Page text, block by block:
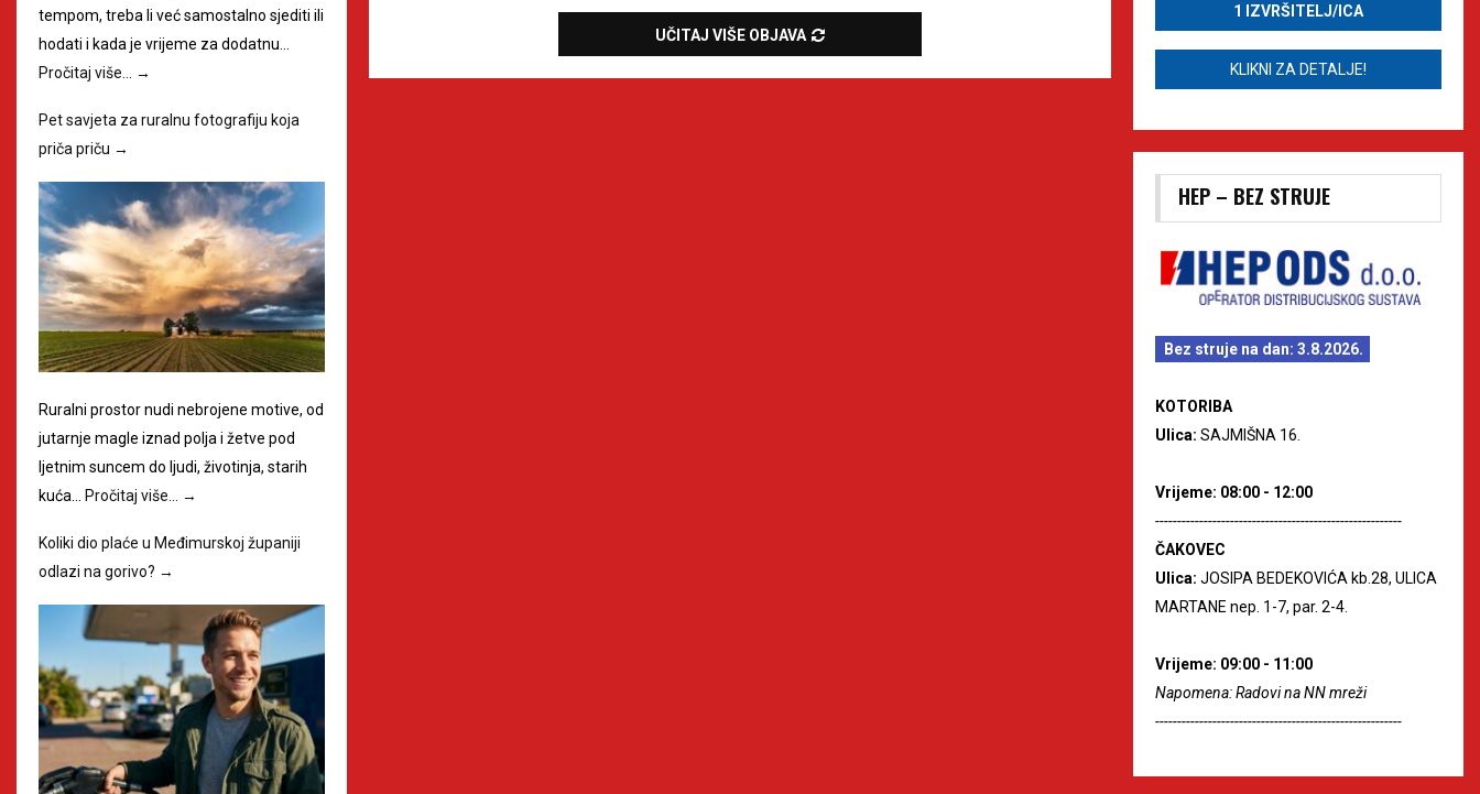
UČITAJ VIŠE OBJAVA
tempom, treba li već samostalno sjediti ili
hodati i kada je vrijeme za dodatnu…
Pročitaj više… →
Pet savjeta za ruralnu fotografiju koja
priča priču →
Ruralni prostor nudi nebrojene motive, od
jutarnje magle iznad polja i žetve pod
ljetnim suncem do ljudi, životinja, starih
kuća…
Pročitaj više… →
Koliki dio plaće u Međimurskoj županiji
odlazi na gorivo? →
1 IZVRŠITELJ/ICA
KLIKNI ZA DETALJE!
HEP – BEZ STRUJE
Bez struje na dan: 3.8.2026.
KOTORIBA
Ulica: SAJMIŠNA 16.
Vrijeme: 08:00 - 12:00
--------------------------------------------------------
ČAKOVEC
Ulica: JOSIPA BEDEKOVIĆA kb.28, ULICA
MARTANE nep. 1-7, par. 2-4.
Vrijeme: 09:00 - 11:00
Napomena: Radovi na NN mreži
--------------------------------------------------------